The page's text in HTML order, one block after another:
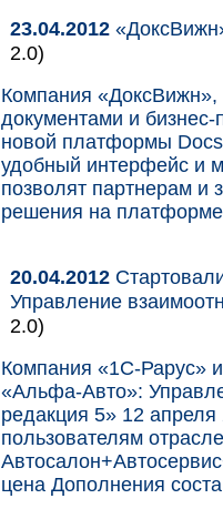
23.04.2012
2.0)
Компания «ДоксВижн»,
документами и
новой платформы
удобный интерфейс и
позволят партнерам и
решения на
20.04.2012
Управление
2.0)
Компания «1С-Рарус»
«Альфа-Авто»:
редакция 5» 12 апреля
пользователям
цена Дополнения